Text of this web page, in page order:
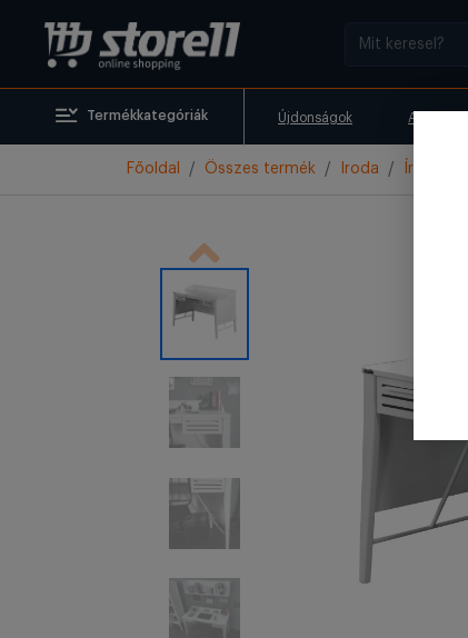
Termékkategóriák Újdonságok Akciók
Főoldal Összes termék Iroda Íróasztal